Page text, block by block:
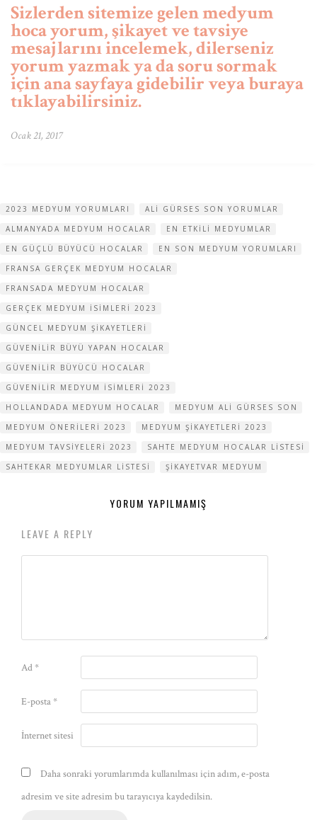
Sizlerden sitemize gelen medyum
hoca yorum, şikayet ve tavsiye
mesajlarını incelemek, dilerseniz
yorum yazmak ya da soru sormak
için ana sayfaya gidebilir veya buraya
tıklayabilirsiniz.
Ocak 21, 2017
2023 MEDYUM YORUMLARI
ALI GÜRSES SON YORUMLAR
ALMANYADA MEDYUM HOCALAR
EN ETKILI MEDYUMLAR
EN GÜÇLÜ BÜYÜCÜ HOCALAR
EN SON MEDYUM YORUMLARI
FRANSA GERÇEK MEDYUM HOCALAR
FRANSADA MEDYUM HOCALAR
GERÇEK MEDYUM ISIMLERI 2023
GÜNCEL MEDYUM ŞIKAYETLERI
GÜVENILIR BÜYÜ YAPAN HOCALAR
GÜVENILIR BÜYÜCÜ HOCALAR
GÜVENILIR MEDYUM ISIMLERI 2023
HOLLANDADA MEDYUM HOCALAR
MEDYUM ALI GÜRSES SON
MEDYUM ÖNERILERI 2023
MEDYUM ŞIKAYETLERI 2023
MEDYUM TAVSIYELERI 2023
SAHTE MEDYUM HOCALAR LISTESI
SAHTEKAR MEDYUMLAR LISTESI
ŞIKAYETVAR MEDYUM
YORUM YAPILMAMIŞ
LEAVE A REPLY
Ad*
E-posta*
İnternet sitesi
Daha sonraki yorumlarımda kullanılması için adım, e-posta
adresim ve site adresim bu tarayıcıya kaydedilsin.